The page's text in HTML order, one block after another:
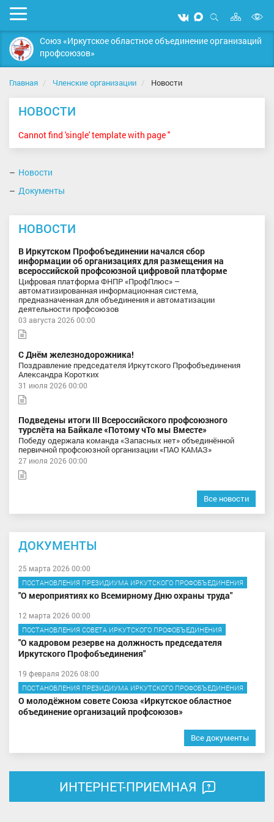
Мобильное
меню
Мы
вконтакте
Мы
в
MAX
Открыть
поиск
Карта
сайта
Союз «Иркутское областное объединение организаций
профсоюзов»
Главная Членские организации Новости
НОВОСТИ
Cannot find 'single' template with page ''
Новости
Документы
НОВОСТИ
В Иркутском Профобъединении начался сбор
информации об организациях для размещения на
всероссийской профсоюзной цифровой платформе
Цифровая платформа ФНПР «ПрофПлюс» –
автоматизированная информационная система,
предназначенная для объединения и автоматизации
деятельности профсоюзов
03 августа 2026 00:00
С Днём железнодорожника!
Поздравление председателя Иркутского Профобъединения
Александра Коротких
31 июля 2026 00:00
Подведены итоги III Всероссийского профсоюзного
турслёта на Байкале «Потому чТо мы Вместе»
Победу одержала команда «Запасных нет» объединённой
первичной профсоюзной организации «ПАО КАМАЗ»
27 июля 2026 00:00
Все новости
ДОКУМЕНТЫ
25 марта 2026 00:00
ПОСТАНОВЛЕНИЯ ПРЕЗИДИУМА ИРКУТСКОГО ПРОФОБЪЕДИНЕНИЯ
"О мероприятиях ко Всемирному Дню охраны труда"
12 марта 2026 00:00
ПОСТАНОВЛЕНИЯ СОВЕТА ИРКУТСКОГО ПРОФОБЪЕДИНЕНИЯ
"О кадровом резерве на должность председателя
Иркутского Профобъединения"
19 февраля 2026 08:00
ПОСТАНОВЛЕНИЯ ПРЕЗИДИУМА ИРКУТСКОГО ПРОФОБЪЕДИНЕНИЯ
О молодёжном совете Союза «Иркутское областное
объединение организаций профсоюзов»
Все документы
ИНТЕРНЕТ-ПРИЕМНАЯ